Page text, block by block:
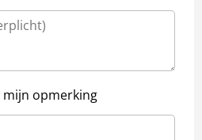
opmerking